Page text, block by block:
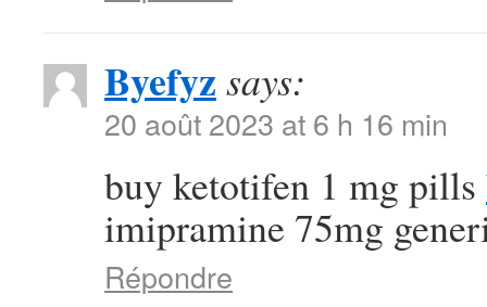
Byefyz says:
20 août 2023 at 6 h 16 min
buy ketotifen 1 mg pills
imipramine 75mg
Répondre